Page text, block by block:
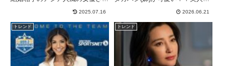
テゥーの結婚相手の女優さんは
誰？名前やプロフィールは？と言
う部分が気になる所です。てっき
り1で出てきた、ジェイドと結婚
する...
2025.07.16
球界では、「新たなスター」とし
て、注目を集めており、日系とい
うこともあって、日本でも注目さ
れつつあります。今後のオリ...
2026.06.21
トレンド トレンド